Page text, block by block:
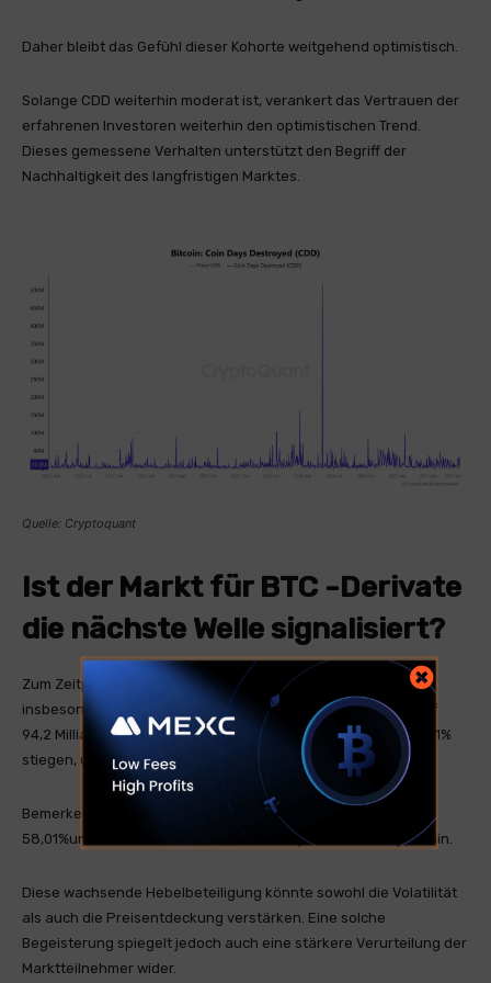
Daher bleibt das Gefühl dieser Kohorte weitgehend optimistisch.
Solange CDD weiterhin moderat ist, verankert das Vertrauen der
erfahrenen Investoren weiterhin den optimistischen Trend.
Dieses gemessene Verhalten unterstützt den Begriff der
Nachhaltigkeit des langfristigen Marktes.
Quelle: Cryptoquant
Ist der Markt für BTC -Derivate
die nächste Welle signalisiert?
Zum Zeitpunkt des Schreibens stiegen die Derivate der BTC
insbesondere auf, wobei das Handelsvolumen um 22,34% auf
94,2 Milliarden US -Dollar stieg und die offenen Zinsen um 6,71%
stiegen, um 76,76 Milliarden US -Dollar zu erreichen.
Bemerkenswerterweise stieg das Volumen von Optionen auf
58,01%und wies auf den zunehmenden spekulativen Impuls hin.
Diese wachsende Hebelbeteiligung könnte sowohl die Volatilität
als auch die Preisentdeckung verstärken. Eine solche
Begeisterung spiegelt jedoch auch eine stärkere Verurteilung der
Marktteilnehmer wider.